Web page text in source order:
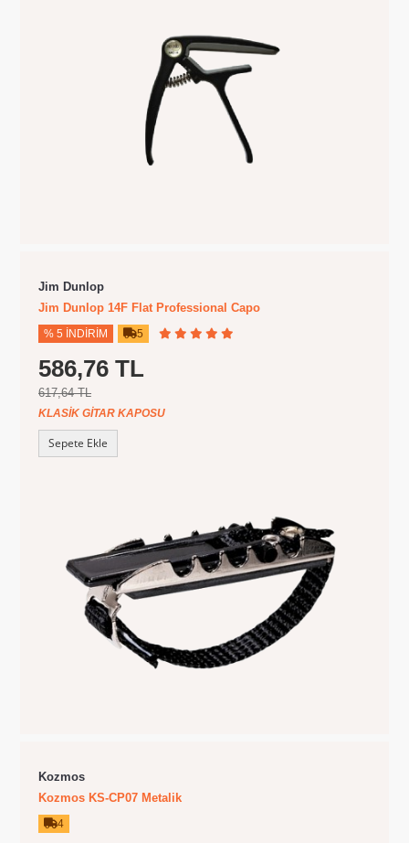
Jim Dunlop
Jim Dunlop 14F Flat Professional Capo
% 5 İNDIRIM 5
586,76 TL
617,64 TL
KLASIK GITAR KAPOSU
Sepete Ekle
Kozmos
Kozmos KS-CP07 Metalik
4